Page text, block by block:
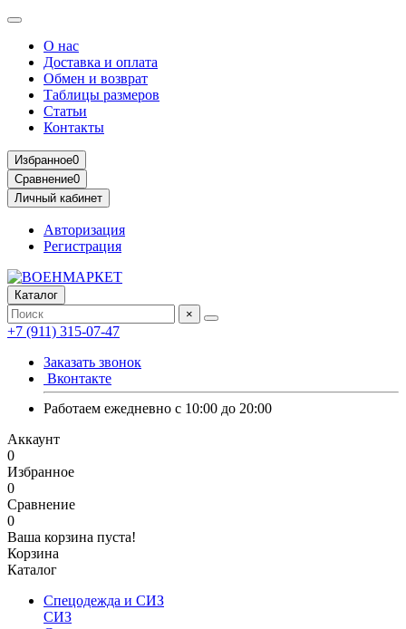
О нас
Доставка и оплата
Обмен и возврат
Таблицы размеров
Статьи
Контакты
Избранное0
Сравнение0
Личный кабинет
Авторизация
Регистрация
Каталог
×
+7 (911) 315-07-47
Заказать звонок
Вконтакте
Работаем ежедневно с 10:00 до 20:00
Аккаунт
0
Избранное
0
Сравнение
0
Ваша корзина пуста!
Корзина
Каталог
Спецодежда и СИЗ
СИЗ